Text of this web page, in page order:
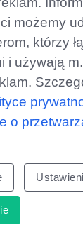
XBOX na
możemy
którzy
i używają
o